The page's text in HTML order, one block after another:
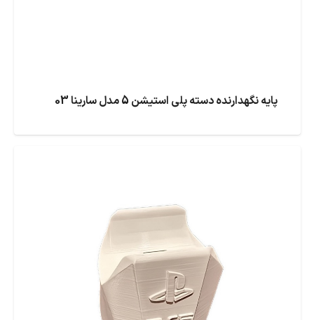
پایه نگهدارنده دسته پلی استیشن 5 مدل سارینا 03